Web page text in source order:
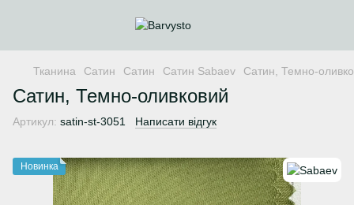
Тканина Сатин Сатин Сатин Sabaev Cатин, Темно-
Cатин, Темно-оливковий
Артикул: satin-st-3051 Написати відгук
Новинка